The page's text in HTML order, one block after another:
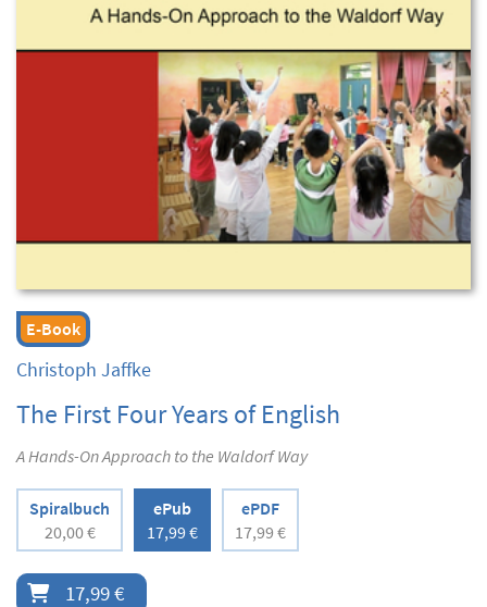
E-Book
Christoph Jaffke
The First Four Years of English
A Hands-On Approach to the Waldorf Way
Spiralbuch
20,00 €
ePub
17,99 €
ePDF
17,99 €
17,99 €